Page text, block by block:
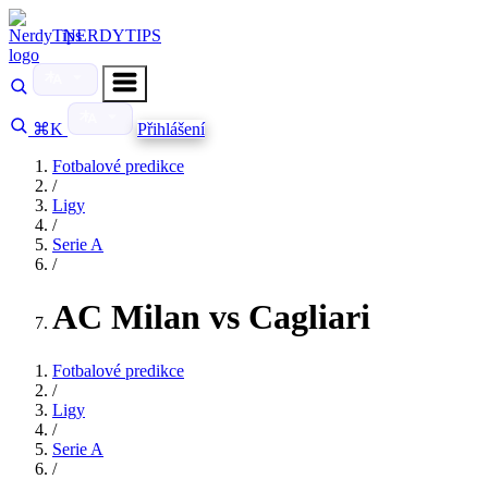
NERDYTIPS
⌘K
Přihlášení
Fotbalové predikce
/
Ligy
/
Serie A
/
AC Milan vs Cagliari
Fotbalové predikce
/
Ligy
/
Serie A
/